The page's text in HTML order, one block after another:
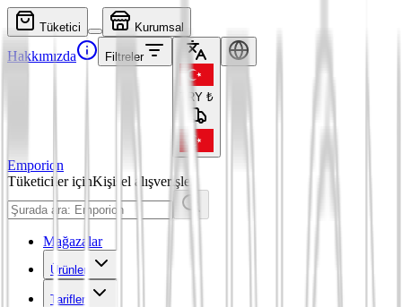
Tüketici Kurumsal
Hakkımızda Filtreler
TRY ₺
Emporion
Tüketiciler içinKişisel alışverişler
Mağazalar
Ürünler
Tarifler